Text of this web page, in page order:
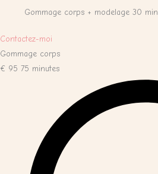
Gommage corps + modelage 30 min
Contactez-moi
Gommage corps
€ 95 75 minutes